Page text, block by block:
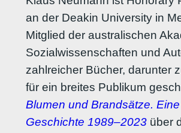
an der Deakin University in
Mitglied der australischen
Sozialwissenschaften und
zahlreicher Bücher, darunter
für ein breites Publikum
Blumen und Brandsätze.
Geschichte 1989–2023über